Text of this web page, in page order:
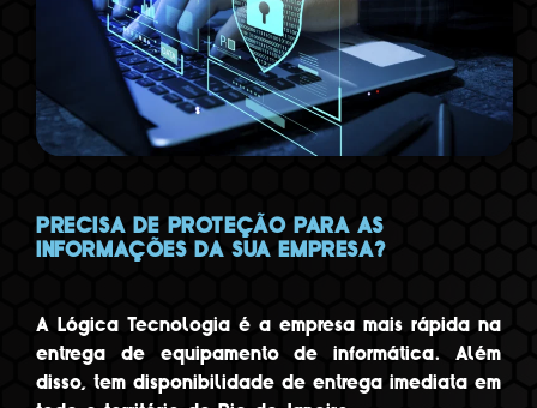
PRECISA DE PROTEÇÃO PARA AS
INFORMAÇÕES DA SUA EMPRESA?
A Lógica Tecnologia é a empresa mais rápida na
entrega de equipamento de informática. Além
disso, tem disponibilidade de entrega imediata em